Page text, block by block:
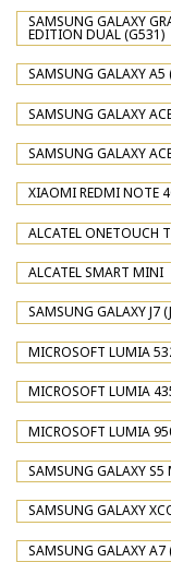
SAMSUNG GALAXY
EDITION DUAL (G531)
SAMSUNG GALAXY A5
SAMSUNG GALAXY
SAMSUNG GALAXY
XIAOMI REDMI NOTE
ALCATEL ONETOUCH
ALCATEL SMART MINI
SAMSUNG GALAXY J7
MICROSOFT LUMIA
MICROSOFT LUMIA
MICROSOFT LUMIA
SAMSUNG GALAXY
SAMSUNG GALAXY
SAMSUNG GALAXY A7